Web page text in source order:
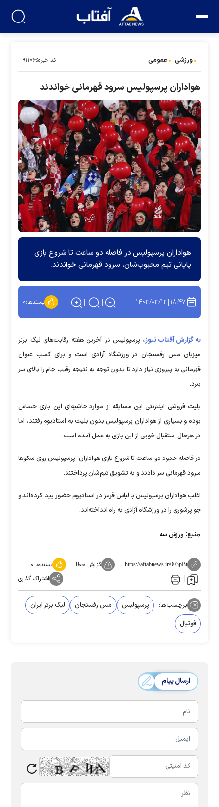
ورزشی عمومی کد خبر:۹۱۱۷۶۵
هواداران پرسپولیس سرود قهرمانی خواندند
هواداران پرسپولیس در فاصله دو ساعت تا شروع بازی
پایانی تیم محبوب‌شان، سرود قهرمانی خواندند.
۱۸:۴۷ ۱۴۰۳/۰۳/۱۲ پسندها:۰
به گزارش آفتاب نیوز، پرسپولیس در آخرین هفته رقابت‌های لیگ برتر
میزبان مس رفسنجان در ورزشگاه آزادی است و برای کسب عنوان
قهرمانی به پیروزی نیاز دارد تا بدون توجه به نتیجه رقیب جام را بالای سر
ببرد.
بلیت فروشی اینترنتی این مسابقه از موارد حاشیه‌ای این بازی حساس
بوده و بسیاری از هواداران پرسپولیس بدون بلیت به استادیوم رفتند، اما
در هرحال استقبال خوبی از این بازی به عمل آمده است.
در فاصله حدود دو ساعت تا شروع بازی هواداران پرسپولیس روی سکو‌ها
سرود قهرمانی سر دادند و به تشویق تیم‌شان پرداختند.
اغلب هواداران پرسپولیس با لباس قرمز در استادیوم حضور پیدا کرده‌اند و
جو پرشوری را در ورزشگاه آزادی به راه انداخته‌اند.
منبع: ورزش سه
https://aftabnews.ir/003pBt گزارش خطا پسندها:۰
اشتراک گذاری
برچسب‌ها: پرسپولیس مس رفسنجان
لیگ برتر ایران
فوتبال
ارسال پیام